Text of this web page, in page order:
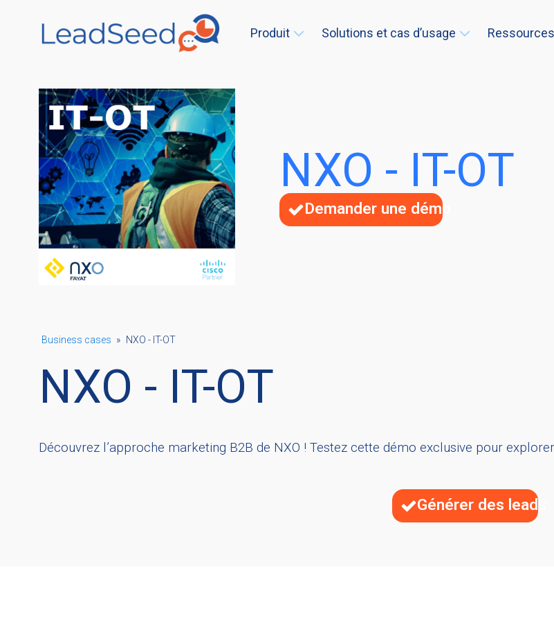
Produit Solutions et cas d’usage
NXO - IT-OT
Demander une démo
Business cases » NXO - IT-OT
NXO - IT-OT
Découvrez l’approche marketing B2B de NXO ! Testez cette démo exclusive pour
Générer des leads